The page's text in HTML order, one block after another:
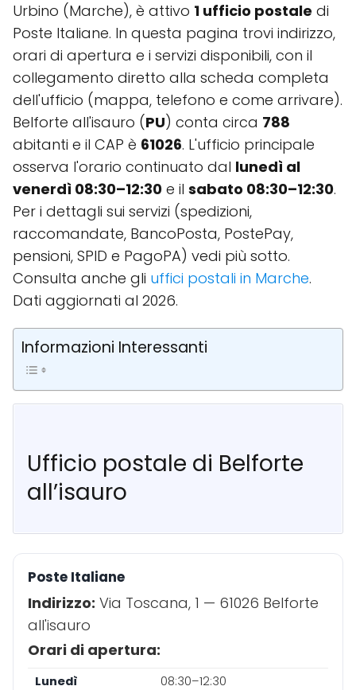
Urbino (Marche), è attivo 1 ufficio postale di
Poste Italiane. In questa pagina trovi indirizzo,
orari di apertura e i servizi disponibili, con il
collegamento diretto alla scheda completa
dell'ufficio (mappa, telefono e come arrivare).
Belforte all'isauro (PU) conta circa 788
abitanti e il CAP è 61026. L'ufficio principale
osserva l'orario continuato dal lunedì al
venerdì 08:30–12:30 e il sabato 08:30–12:30.
Per i dettagli sui servizi (spedizioni,
raccomandate, BancoPosta, PostePay,
pensioni, SPID e PagoPA) vedi più sotto.
Consulta anche gli uffici postali in Marche.
Dati aggiornati al 2026.
Informazioni Interessanti
Ufficio postale di Belforte
all’isauro
Poste Italiane
Indirizzo: Via Toscana, 1 — 61026 Belforte
all'isauro
Orari di apertura:
Lunedì
08:30–12:30